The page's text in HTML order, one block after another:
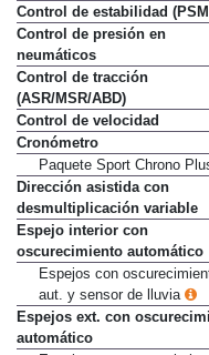
Control de estabilidad
Control de presión en
neumáticos
Control de tracción
(ASR/MSR/ABD)
Control de velocidad
Cronómetro
Paquete Sport Chrono
Dirección asistida con
desmultiplicación variable
Espejo interior con
oscurecimiento automático
Espejos con
aut. y sensor de lluvia
Espejos ext. con
automático